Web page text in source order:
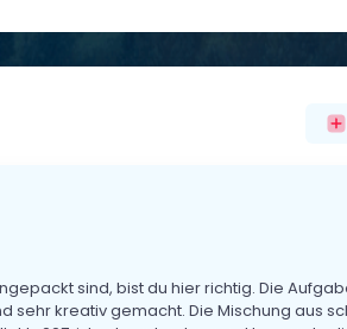
sind, bist du hier richtig. Die
sehr kreativ gemacht. Die Mischung aus